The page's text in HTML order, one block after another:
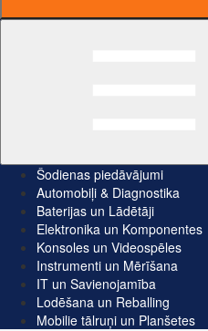
Šodienas piedāvājumi
Automobiļi & Diagnostika
Baterijas un Lādētāji
Elektronika un Komponentes
Konsoles un Videospēles
Instrumenti un Mērīšana
IT un Savienojamība
Lodēšana un Reballing
Mobilie tālruņi un Planšetes